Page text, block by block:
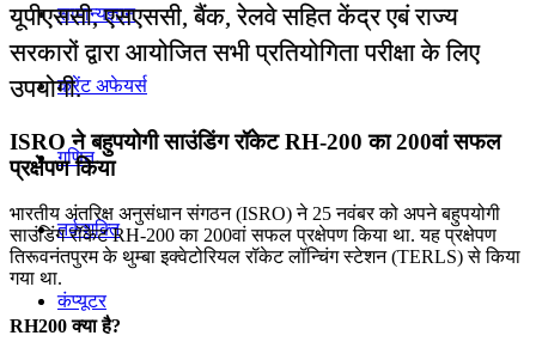
सामान्यज्ञान
करेंट अफेयर्स
गणित
तर्कशक्ति
कंप्यूटर
यूपीएससी, एसएससी, बैंक, रेलवे सहित केंद्र एबं राज्य
सरकारों द्वारा आयोजित सभी प्रतियोगिता परीक्षा के लिए
उपयोगी.
ISRO ने बहुपयोगी साउंडिंग रॉकेट RH-200 का 200वां सफल
प्रक्षेपण किया
भारतीय अंतरिक्ष अनुसंधान संगठन (ISRO) ने 25 नवंबर को अपने बहुपयोगी
साउंडिंग रॉकेट RH-200 का 200वां सफल प्रक्षेपण किया था. यह प्रक्षेपण
तिरूवनंतपुरम के थुम्बा इक्वेटोरियल रॉकेट लॉन्चिंग स्टेशन (TERLS) से किया
गया था.
RH200 क्या है?